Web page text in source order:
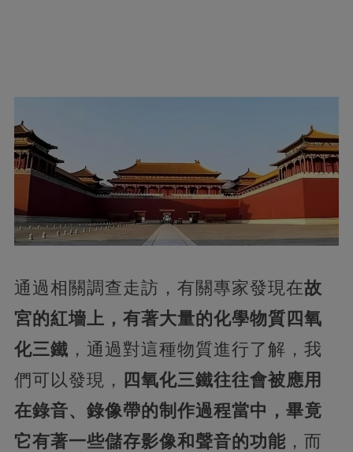
通過相關調查走訪，有關專家發現在故
宮的紅墻上，有著大量的化學物質四氧
化三鐵 ，通過對這種物質進行了解，我
們可以發現， 四氧化三鐵往往會被應用
在錄音、錄像帶的制作過程當中，畢竟
它有著一些儲存影像和聲音的功能，而